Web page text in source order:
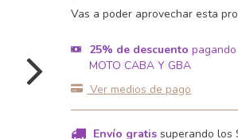
Vas a poder aprovechar esta
25% de descuento
MOTO CABA Y GBA
Ver medios de pago
Envío gratis superando los